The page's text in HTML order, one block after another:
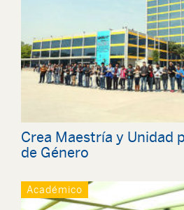
Crea Maestría y Unidad
de Género
Académico